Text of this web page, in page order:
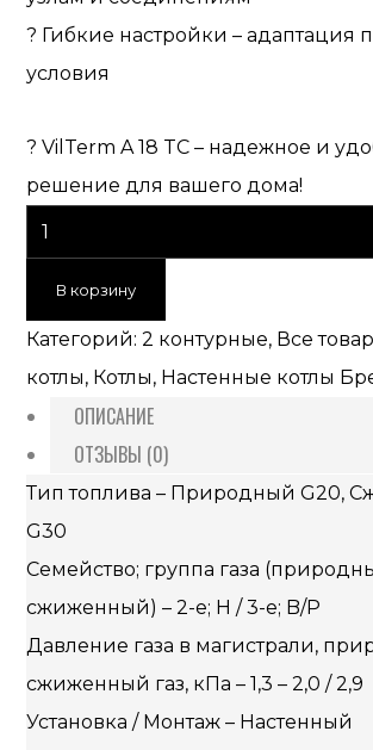
? Гибкие настройки – адаптация
условия
? VilTerm A 18 TC – надежное и
решение для вашего дома!
В корзину
Категорий:2 контурные, Все
котлы, Котлы, Настенные котлы
ОПИСАНИЕ
ОТЗЫВЫ (0)
Тип топлива – Природный G20,
G30
Семейство; группа газа
сжиженный) – 2-е; Н / 3-е; B/P
Давление газа в магистрали,
сжиженный газ, кПа – 1,3 – 2,0 / 2,9
Установка / Монтаж – Настенный